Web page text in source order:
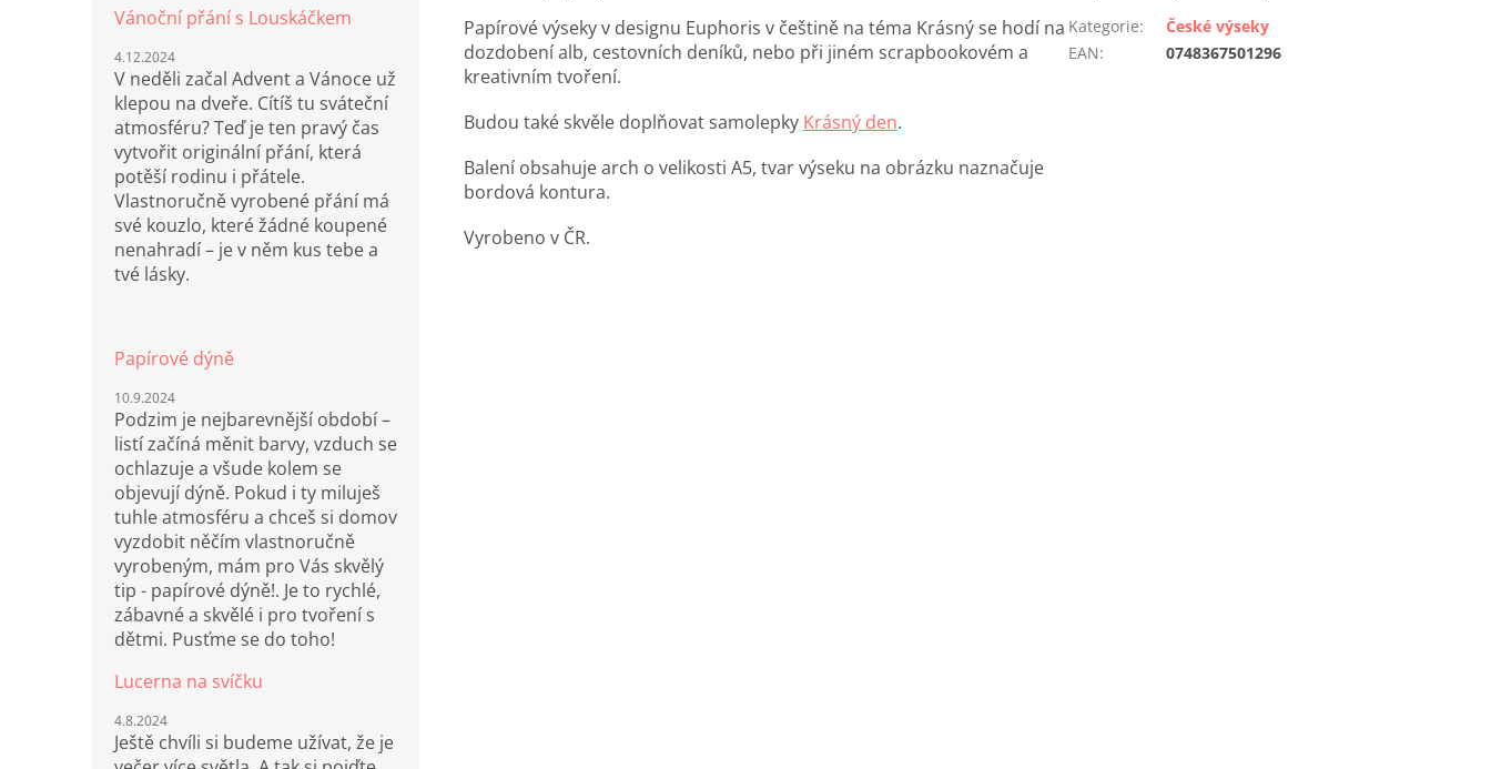
Vánoční přání s Louskáčkem
4.12.2024
V neděli začal Advent a Vánoce už
klepou na dveře. Cítíš tu sváteční
atmosféru? Teď je ten pravý čas
vytvořit originální přání, která
potěší rodinu i přátele.
Vlastnoručně vyrobené přání má
své kouzlo, které žádné koupené
nenahradí – je v něm kus tebe a
tvé lásky.
Papírové dýně
10.9.2024
Podzim je nejbarevnější období –
listí začíná měnit barvy, vzduch se
ochlazuje a všude kolem se
objevují dýně. Pokud i ty miluješ
tuhle atmosféru a chceš si domov
vyzdobit něčím vlastnoručně
vyrobeným, mám pro Vás skvělý
tip - papírové dýně!. Je to rychlé,
zábavné a skvělé i pro tvoření s
dětmi. Pusťme se do toho!
Lucerna na svíčku
4.8.2024
Ještě chvíli si budeme užívat, že je
Papírové výseky v designu Euphoris v češtině na téma Krásný se hodí na
dozdobení alb, cestovních deníků, nebo při jiném scrapbookovém a
kreativním tvoření.
Budou také skvěle doplňovat samolepky Krásný den.
Balení obsahuje arch o velikosti A5, tvar výseku na obrázku naznačuje
bordová kontura.
Vyrobeno v ČR.
Kategorie:
České výseky
EAN: 0748367501296